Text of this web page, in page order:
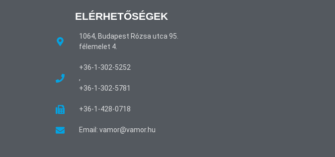
ELÉRHETŐSÉGEK
1064, Budapest Rózsa utca 95.
félemelet 4.
+36-1-302-5252
,
+36-1-302-5781
+36-1-428-0718
Email: vamor@vamor.hu